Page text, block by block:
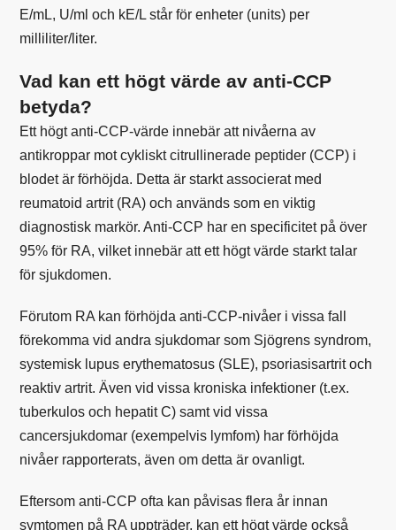
E/mL, U/ml och kE/L står för enheter (units) per
milliliter/liter.
Vad kan ett högt värde av anti-CCP
betyda?
Ett högt anti-CCP-värde innebär att nivåerna av
antikroppar mot cykliskt citrullinerade peptider (CCP) i
blodet är förhöjda. Detta är starkt associerat med
reumatoid artrit (RA) och används som en viktig
diagnostisk markör. Anti-CCP har en specificitet på över
95% för RA, vilket innebär att ett högt värde starkt talar
för sjukdomen.
Förutom RA kan förhöjda anti-CCP-nivåer i vissa fall
förekomma vid andra sjukdomar som Sjögrens syndrom,
systemisk lupus erythematosus (SLE), psoriasisartrit och
reaktiv artrit. Även vid vissa kroniska infektioner (t.ex.
tuberkulos och hepatit C) samt vid vissa
cancersjukdomar (exempelvis lymfom) har förhöjda
nivåer rapporterats, även om detta är ovanligt.
Eftersom anti-CCP ofta kan påvisas flera år innan
symtomen på RA uppträder, kan ett högt värde också